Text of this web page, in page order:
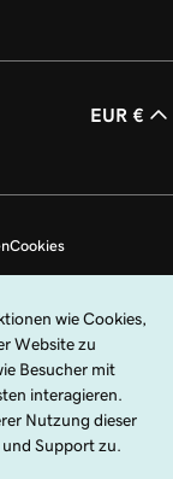
EUR €
Cookies
LLC. Alle Rechte
Marke von
LLC in den USA.
Nutzungsbedingungen.